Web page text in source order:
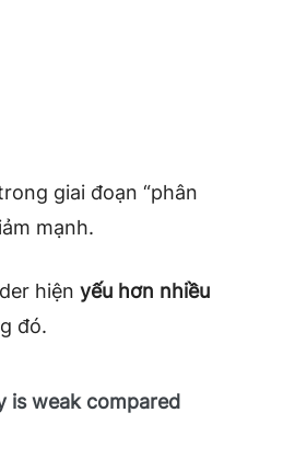
giai đoạn “phân
mạnh.
hiện yếu hơn nhiều
đó.
is weak compared